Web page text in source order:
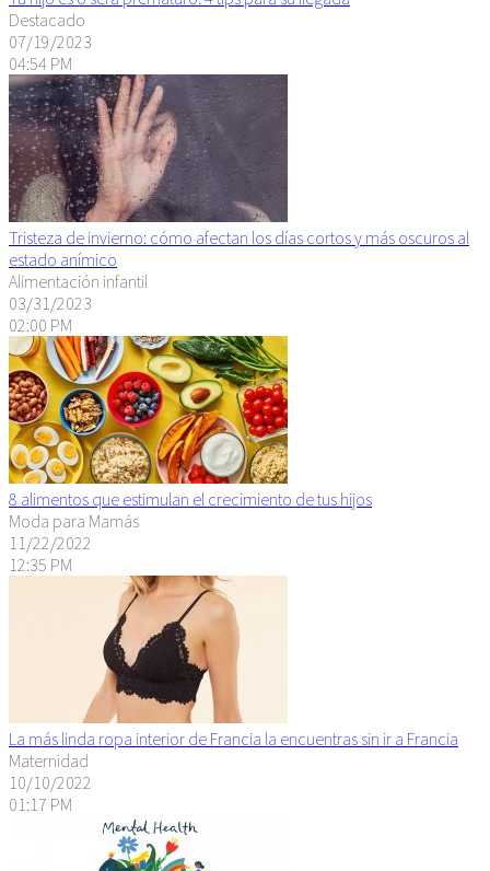
Destacado
07/19/2023
04:54 PM
Tristeza de invierno: cómo afectan los días cortos y más oscuros al
estado anímico
Alimentación infantil
03/31/2023
02:00 PM
8 alimentos que estimulan el crecimiento de tus hijos
Moda para Mamás
11/22/2022
12:35 PM
La más linda ropa interior de Francia la encuentras sin ir a Francia
Maternidad
10/10/2022
01:17 PM